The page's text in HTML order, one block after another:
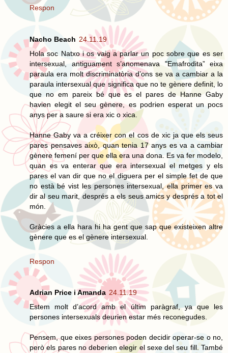
Respon
Nacho Beach 24.11.19
Hola soc Natxo i os vaig a parlar un poc sobre que es ser
intersexual, antiguament s’anomenava "Emafrodita” eixa
paraula era molt discriminatòria d’ons se va a cambiar a la
paraula intersexual que significa que no te gènere definit, lo
que no em pareix bé que es el pares de Hanne Gaby
havien elegit el seu gènere, es podrien esperat un pocs
anys per a saure si era xic o xica.
Hanne Gaby va a créixer con el cos de xic ja que els seus
pares pensaves això, quan tenia 17 anys es va a cambiar
gènere femení per que ella era una dona. Es va fer modelo,
quan es va enterar que era intersexual el metges y els
pares el van dir que no el diguera per el simple fet de que
no està bé vist les persones intersexual, ella primer es va
dir al seu marit, després a els seus amics y després a tot el
món.
Gràcies a ella hara hi ha gent que sap que existeixen altre
gènere que es el gènere intersexual.
Respon
Adrian Price i Amanda 24.11.19
Estem molt d’acord amb el últim paràgraf, ya que les
persones intersexuals deurien estar més reconegudes.
Pensem, que eixes persones poden decidir operar-se o no,
però els pares no deberien elegir el sexe del seu fill. També